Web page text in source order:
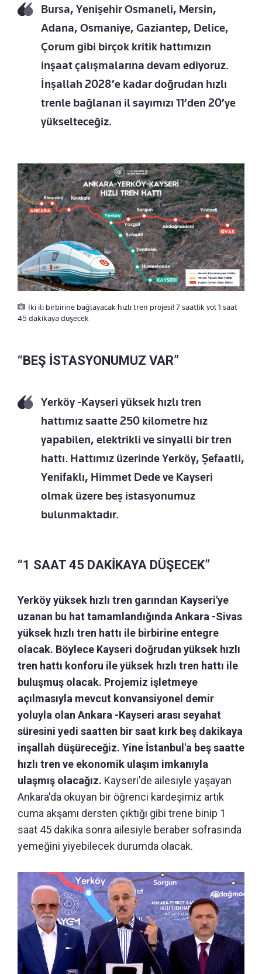
Bursa, Yenişehir Osmaneli, Mersin,
Adana, Osmaniye, Gaziantep, Delice,
Çorum gibi birçok kritik hattımızın
inşaat çalışmalarına devam ediyoruz.
İnşallah 2028’e kadar doğrudan hızlı
trenle bağlanan il sayımızı 11’den 20’ye
yükselteceğiz.
İki ili birbirine bağlayacak hızlı tren projesi! 7 saatlik yol 1 saat
45 dakikaya düşecek
“BEŞ İSTASYONUMUZ VAR”
Yerköy -Kayseri yüksek hızlı tren
hattımız saatte 250 kilometre hız
yapabilen, elektrikli ve sinyalli bir tren
hattı. Hattımız üzerinde Yerköy, Şefaatli,
Yenifaklı, Himmet Dede ve Kayseri
olmak üzere beş istasyonumuz
bulunmaktadır.
“1 SAAT 45 DAKİKAYA DÜŞECEK”
Yerköy yüksek hızlı tren garından Kayseri'ye
uzanan bu hat tamamlandığında Ankara -Sivas
yüksek hızlı tren hattı ile birbirine entegre
olacak. Böylece Kayseri doğrudan yüksek hızlı
tren hattı konforu ile yüksek hızlı tren hattı ile
buluşmuş olacak. Projemiz işletmeye
açılmasıyla mevcut konvansiyonel demir
yoluyla olan Ankara -Kayseri arası seyahat
süresini yedi saatten bir saat kırk beş dakikaya
inşallah düşüreceğiz. Yine İstanbul'a beş saatte
hızlı tren ve ekonomik ulaşım imkanıyla
ulaşmış olacağız. Kayseri'de ailesiyle yaşayan
Ankara'da okuyan bir öğrenci kardeşimiz artık
cuma akşamı dersten çıktığı gibi trene binip 1
saat 45 dakika sonra ailesiyle beraber sofrasında
yemeğini yiyebilecek durumda olacak.